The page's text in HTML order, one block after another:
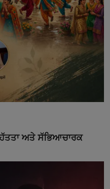
ਅਤੇ ਸੱਭਿਆਚਾਰਕ